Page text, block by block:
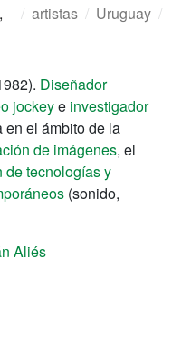
/ artistas / Uruguay /
Diseñador
jockeye investigador
en el ámbito de la
de imágenes, el
de tecnologías y
(sonido,
Aliés